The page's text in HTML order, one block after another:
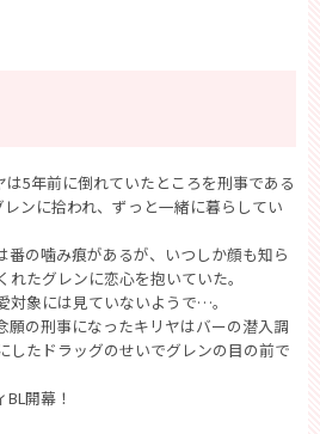
5年前に倒れていたところを刑事である
ンに拾われ、ずっと一緒に暮らしてい
番の噛み痕があるが、いつしか顔も知ら
たグレンに恋心を抱いていた。
対象には見ていないようで…。
願の刑事になったキリヤはバーの潜入調
したドラッグのせいでグレンの目の前で
開幕！